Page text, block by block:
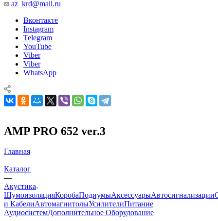
az_krd@mail.ru
Вконтакте
Instagram
Telegram
YouTube
Viber
Viber
WhatsApp
AMP PRO 652 ver.3
Главная
—
Каталог
—
Акустика
ШумоизоляцияКоробаПодиумыАксессуарыАвтосигнализации
и КабелиАвтомагнитолыУсилителиПитание
АудиосистемДополнительное Оборудование